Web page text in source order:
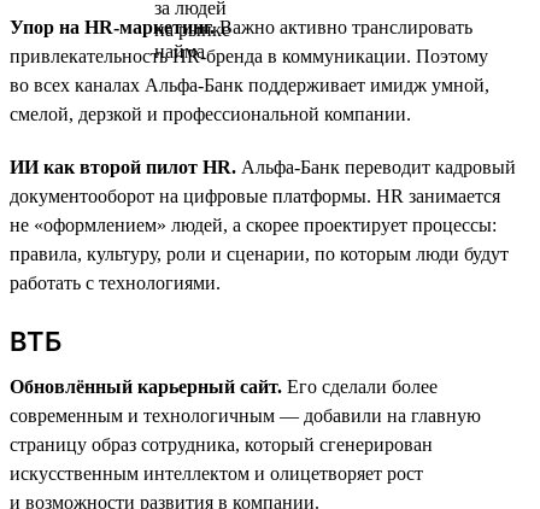
Упор на HR-маркетинг.Важно активно транслировать
привлекательность HR-бренда в коммуникации. Поэтому
во всех каналах Альфа-Банк поддерживает имидж умной,
смелой, дерзкой и профессиональной компании.
ИИ как второй пилот HR. Альфа-Банк переводит кадровый
документооборот на цифровые платформы. HR занимается
не «оформлением» людей, а скорее проектирует процессы:
правила, культуру, роли и сценарии, по которым люди будут
работать с технологиями.
ВТБ
Обновлённый карьерный сайт. Его сделали более
современным и технологичным — добавили на главную
страницу образ сотрудника, который сгенерирован
искусственным интеллектом и олицетворяет рост
и возможности развития в компании.